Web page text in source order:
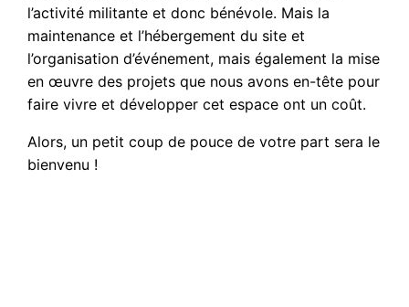
l’activité militante et donc bénévole. Mais la
maintenance et l’hébergement du site et
l’organisation d’événement, mais également la mise
en œuvre des projets que nous avons en-tête pour
faire vivre et développer cet espace ont un coût.
Alors, un petit coup de pouce de votre part sera le
bienvenu !